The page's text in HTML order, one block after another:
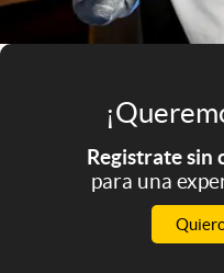
abre en nueva pestaña
Argentina
Registrate sin
para una